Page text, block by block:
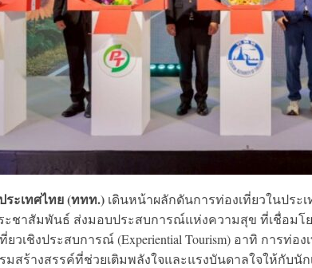
ระเทศไทย (ททท.) เดินหน้าผลักดันการท่องเที่ยวในปร
ชาสัมพันธ์ ส่งมอบประสบการณ์แห่งความสุข ที่เชื่อมโ
ยวเชิงประสบการณ์ (Experiential Tourism) อาทิ การท่
มสร้างสรรค์ที่ช่วยเติมพลังใจและแรงบันดาลใจให้กับ